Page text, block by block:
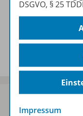
Weitere
Spar-Pakete
DSGVO, § 25
Impressum